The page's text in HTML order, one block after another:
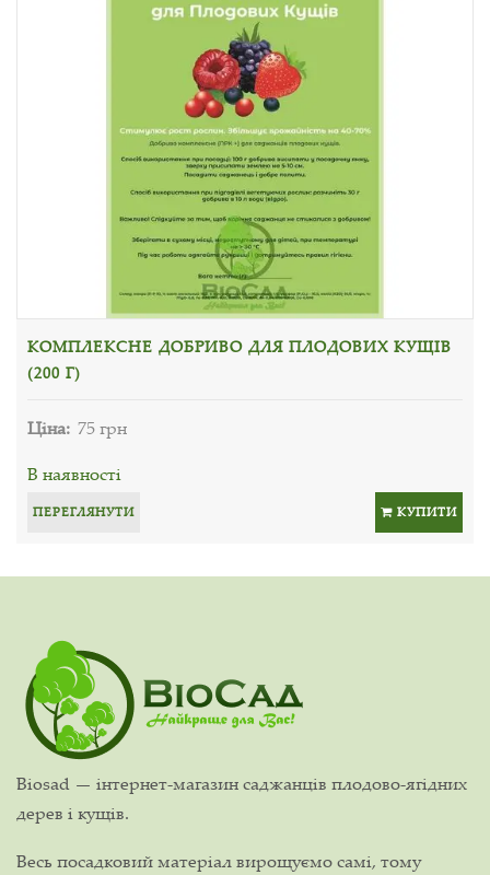
КОМПЛЕКСНЕ ДОБРИВО ДЛЯ ПЛОДОВИХ КУЩІВ
(200 Г)
Ціна: 75 грн
В наявності
ПЕРЕГЛЯНУТИ КУПИТИ
Biosad — інтернет-магазин саджанців плодово-ягідних
дерев і кущів.
Весь посадковий матеріал вирощуємо самі, тому